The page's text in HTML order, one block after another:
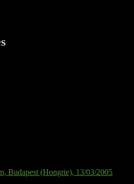
Budapest (Hongrie), 13/03/2005